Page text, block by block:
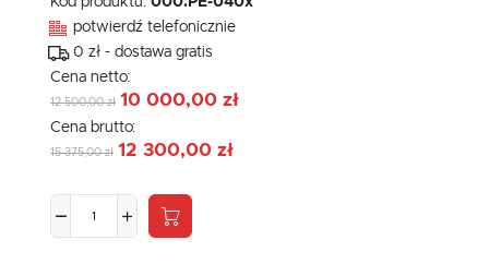
potwierdź telefonicznie
0 zł - dostawa gratis
Cena netto:
12 500,00 zł 10 000,00 zł
Cena brutto:
15 375,00 zł 12 300,00 zł